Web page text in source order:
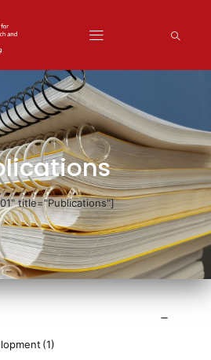
title="Publications"]
(1)